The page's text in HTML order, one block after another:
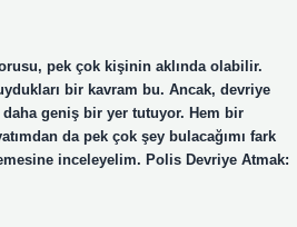
pek çok kişinin aklında olabilir.
bir kavram bu. Ancak, devriye
geniş bir yer tutuyor. Hem bir
da pek çok şey bulacağımı fark
inceleyelim. Polis Devriye Atmak: